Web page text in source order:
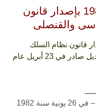
قانون رقم 45 لسنة 1982 بإصدار قانون
والقنصلى
٤٥ لسنة ۱۹۸ بإصدار قانون نظام السلك
الدبلوماسي والقنصلي وفقاً لآخر تعديل صادر في 23 أبريل عام